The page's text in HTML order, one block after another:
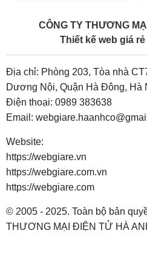
CÔNG TY THƯƠNG
Thiết kế web giá
Địa chỉ: Phòng 203, Tòa nhà
Dương Nội, Quận Hà Đông, Hà
Điện thoại: 0989 383638
Email:
Website:
https://webgiare.vn
https://webgiare.com.vn
https://webgiare.com
© 2005 - 2025. Toàn bộ bản
THƯƠNG MẠI ĐIỆN TỬ HÀ